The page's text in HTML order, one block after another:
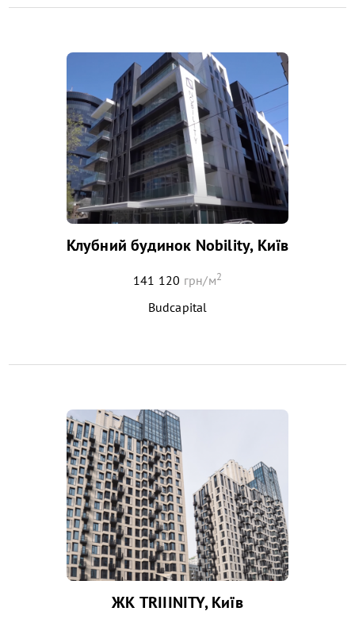
Клубний будинок Nobility, Київ
141 120 грн/м2
Budcapital
ЖК TRIIINITY, Київ